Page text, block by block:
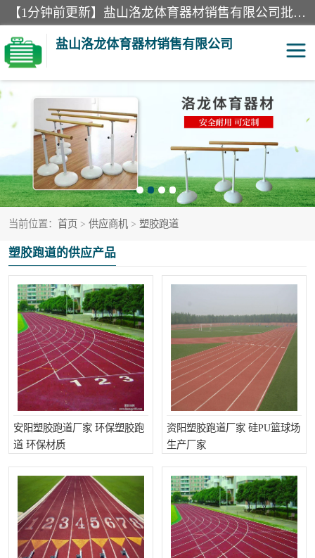
【1分钟前更新】盐山洛龙体育器材销售有限公司批量供应：300米障碍器材、400米障碍器材、部队训练器材、双杠、体操垫、舞蹈把杆等产品。盐山洛龙体育器材销售有限公司经过多年的发展，集研发，生产，销售，售后服务为一体. 奉行“质量，信誉，服务”的宗旨，以开拓创新的精神和真诚守信的态度积极进取。
盐山洛龙体育器材销售有限公司
当前位置： 首页 > 供应商机 > 塑胶跑道
塑胶跑道的供应产品
安阳塑胶跑道厂家 环保塑胶跑
道 环保材质
资阳塑胶跑道厂家 硅PU篮球场
生产厂家
单双杠 舞蹈把杆
400米障碍器材 体操垫
300米障碍器材 攀爬架
塑胶跑道 400米障碍器材1
警犬训练器材